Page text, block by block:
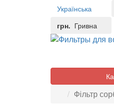
Українська
грн. Гривна
Фільтр